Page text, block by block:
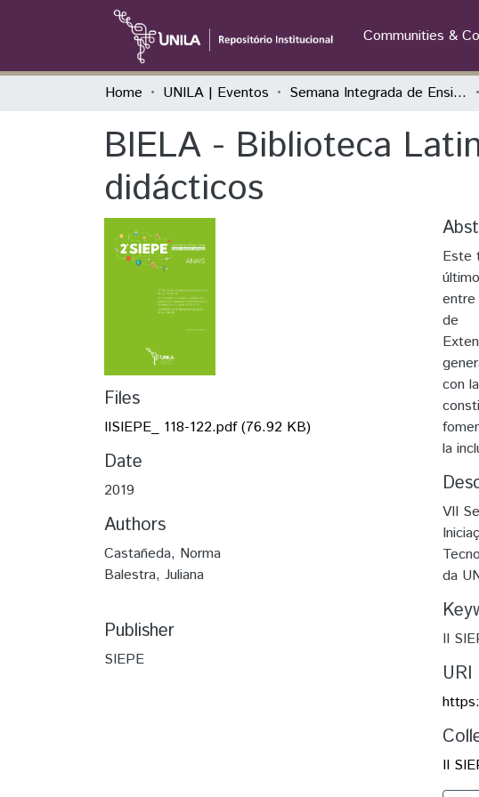
Communities &
Home UNILA | Eventos Semana Integrada de Ensino, Pesquisa e Extensão (SIEPE)
BIELA - Biblioteca
didácticos
Files
IISIEPE_ 118-122.pdf(76.92 KB)
Date
2019
Authors
Castañeda, Norma
Balestra, Juliana
Publisher
SIEPE
Este
de
con
la
VII
da
II
URI
II